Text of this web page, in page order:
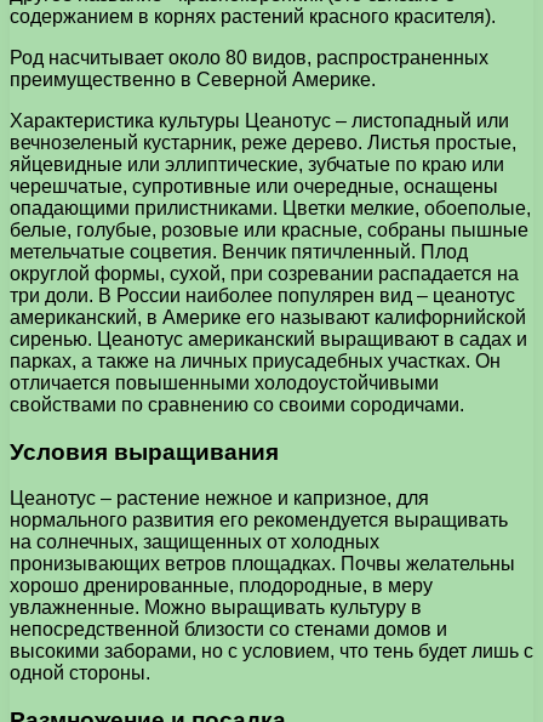
содержанием в корнях растений красного красителя).
Род насчитывает около 80 видов, распространенных
преимущественно в Северной Америке.
Характеристика культуры Цеанотус – листопадный или
вечнозеленый кустарник, реже дерево. Листья простые,
яйцевидные или эллиптические, зубчатые по краю или
черешчатые, супротивные или очередные, оснащены
опадающими прилистниками. Цветки мелкие, обоеполые,
белые, голубые, розовые или красные, собраны пышные
метельчатые соцветия. Венчик пятичленный. Плод
округлой формы, сухой, при созревании распадается на
три доли. В России наиболее популярен вид – цеанотус
американский, в Америке его называют калифорнийской
сиренью. Цеанотус американский выращивают в садах и
парках, а также на личных приусадебных участках. Он
отличается повышенными холодоустойчивыми
свойствами по сравнению со своими сородичами.
Условия выращивания
Цеанотус – растение нежное и капризное, для
нормального развития его рекомендуется выращивать
на солнечных, защищенных от холодных
пронизывающих ветров площадках. Почвы желательны
хорошо дренированные, плодородные, в меру
увлажненные. Можно выращивать культуру в
непосредственной близости со стенами домов и
высокими заборами, но с условием, что тень будет лишь с
одной стороны.